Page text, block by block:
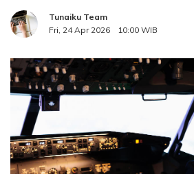
Tunaiku Team
Fri, 24 Apr 2026
10:00 WIB